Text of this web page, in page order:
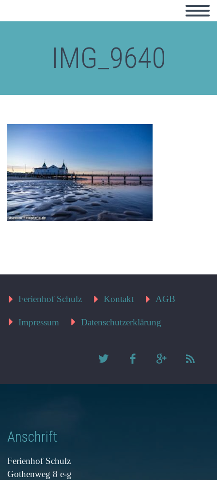
IMG_9640
Ferienhof Schulz Kontakt AGB
Impressum Datenschutzerklärung
Anschrift
Ferienhof Schulz
Gothenweg 8 e-g